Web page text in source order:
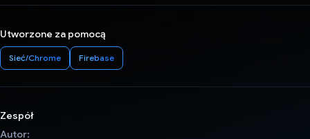
Utworzone za pomocą
Sieć/Chrome Firebase
Zespół
Autor: